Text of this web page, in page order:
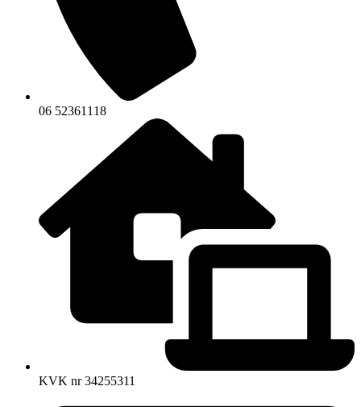
06 52361118
KVK nr 34255311